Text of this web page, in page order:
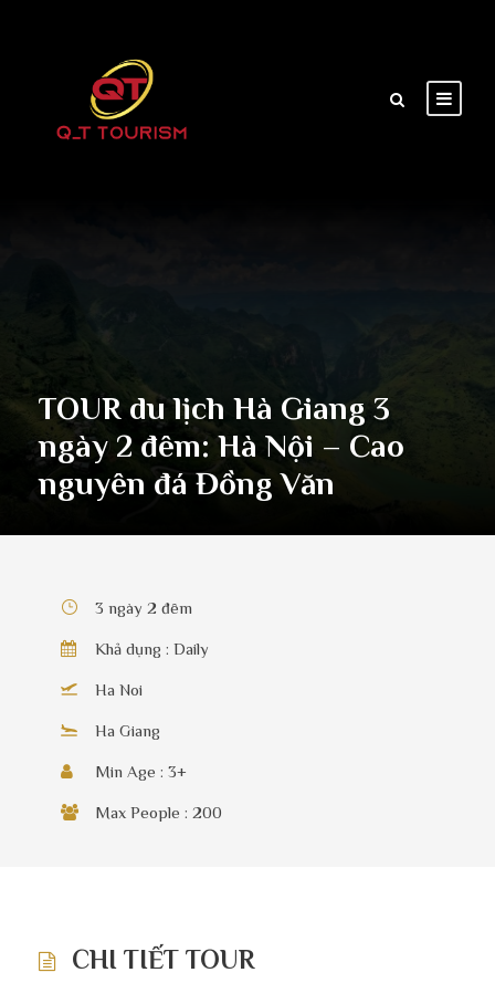
TOUR du lịch Hà Giang 3
ngày 2 đêm: Hà Nội – Cao
nguyên đá Đồng Văn
3 ngày 2 đêm
Khả dụng : Daily
Ha Noi
Ha Giang
Min Age : 3+
Max People : 200
CHI TIẾT TOUR